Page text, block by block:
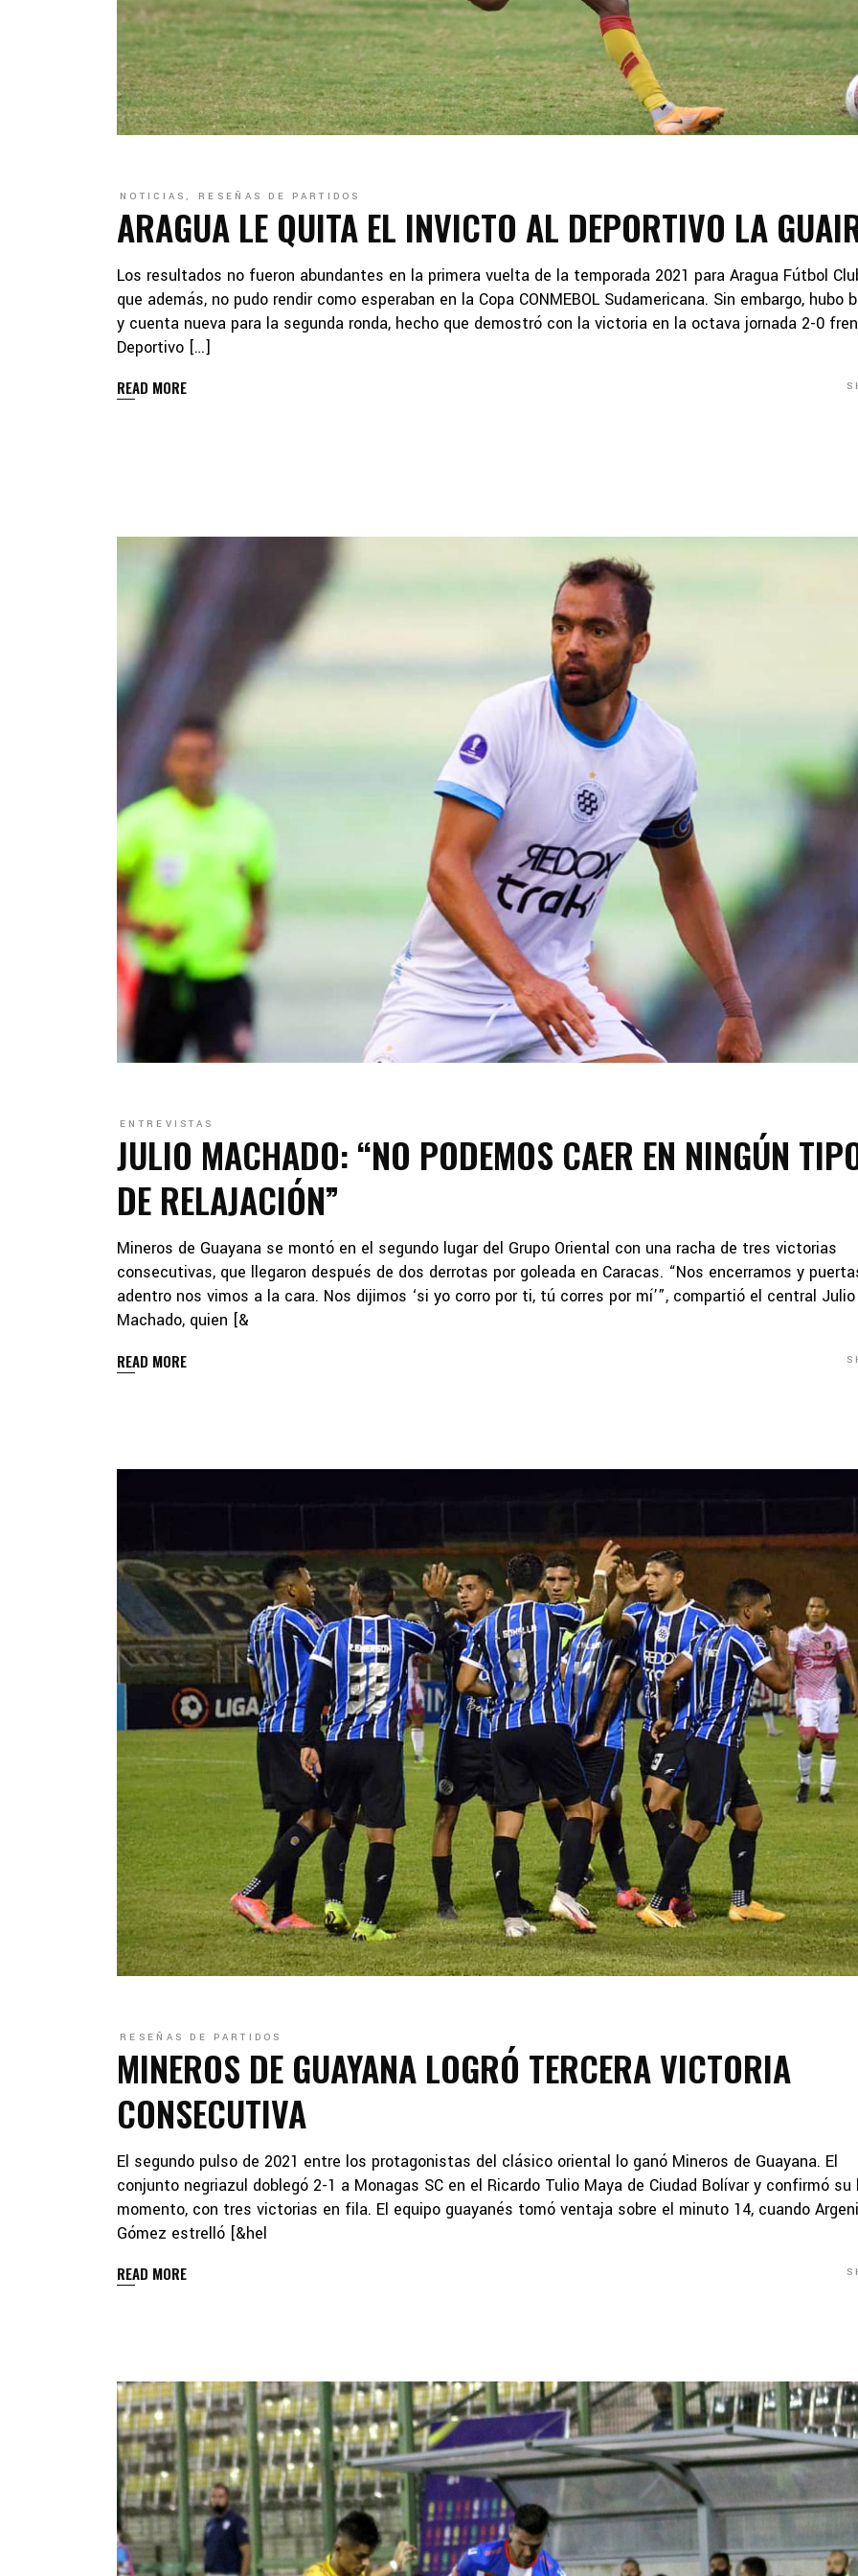
NOTICIAS, RESEÑAS DE PARTIDOS
ARAGUA LE QUITA EL INVICTO AL DEPORTIVO LA
Los resultados no fueron abundantes en la primera vuelta de la temporada 2021 para Aragua Fútbol
que además, no pudo rendir como esperaban en la Copa CONMEBOL Sudamericana. Sin embargo, hubo
y cuenta nueva para la segunda ronda, hecho que demostró con la victoria en la octava jornada 2-0
Deportivo […]
READ MORE
ENTREVISTAS
JULIO MACHADO: “NO PODEMOS CAER EN NINGÚN
DE RELAJACIÓN”
Mineros de Guayana se montó en el segundo lugar del Grupo Oriental con una racha de tres victorias
consecutivas, que llegaron después de dos derrotas por goleada en Caracas. “Nos encerramos y
adentro nos vimos a la cara. Nos dijimos ‘si yo corro por ti, tú corres por mí’”, compartió el central Julio
Machado, quien [&
READ MORE
RESEÑAS DE PARTIDOS
MINEROS DE GUAYANA LOGRÓ TERCERA VICTORIA
CONSECUTIVA
El segundo pulso de 2021 entre los protagonistas del clásico oriental lo ganó Mineros de Guayana. El
conjunto negriazul doblegó 2-1 a Monagas SC en el Ricardo Tulio Maya de Ciudad Bolívar y confirmó su
momento, con tres victorias en fila. El equipo guayanés tomó ventaja sobre el minuto 14, cuando
Gómez estrelló [&hel
READ MORE